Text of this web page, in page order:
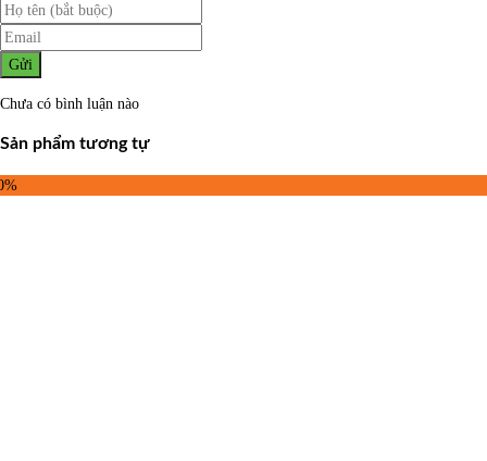
Gửi
Chưa có bình luận nào
Sản phẩm tương tự